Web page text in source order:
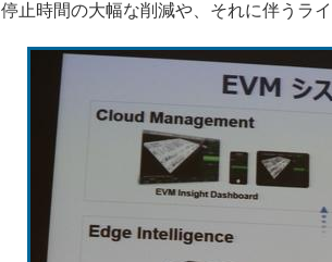
停止時間の大幅な削減や、それに伴うラ